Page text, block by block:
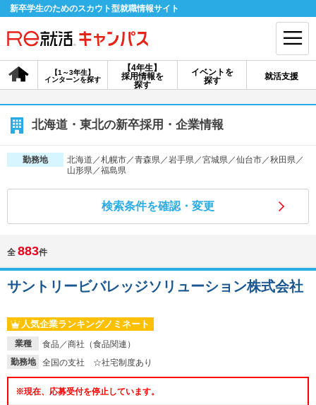
新卒学生のためのスカウト型就職情報サイト
【4年生】
採用情報を
探す
【1～3年生】
インターンを探す
イベントを
探す
就活支援
会員登録 ログイン
会員ID・パスワードを忘れた方はこちら
探す
【4年生】
説明会を探す
【1～3年生】
インターンを探す
就活支援
就活ノウハウが満載！
適職診断
北海道・東北の新卒採用・企業情報
勤務地
北海道／札幌市／青森県／岩手県／宮城県／仙台市／秋田県／
山形県／福島県
検索条件を確認・変更
全 883件
業種
食品／商社（食品関連）
勤務地
全国の支社 ☆社宅制度あり
サントリービバレッジソリューション株式会社
人気企業ランキングノミネート
※現在、応募受付を停止しています。